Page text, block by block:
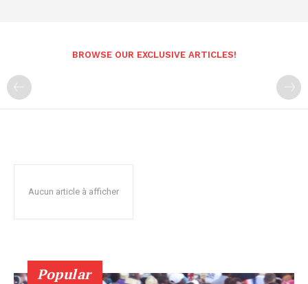
BROWSE OUR EXCLUSIVE ARTICLES!
Aucun article à afficher
Popular